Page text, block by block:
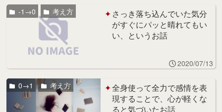
さっき落ち込んでいた気分
がすぐにパッと晴れてもい
い、というお話
-1→0 考え方
2020/07/13
全身使って全力で感情を表
現することで、心が軽くな
ると気づいたお話
0→1 考え方